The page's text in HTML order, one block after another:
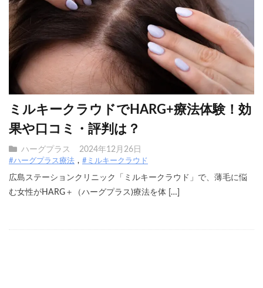
ミルキークラウドでHARG+療法体験！効
果や口コミ・評判は？
ハーグプラス 2024年12月26日
#ハーグプラス療法 #ミルキークラウド
広島ステーションクリニック「ミルキークラウド」で、薄毛に悩
む女性がHARG＋（ハーグプラス)療法を体 […]